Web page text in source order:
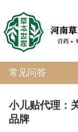
常见问答
小儿贴代理：
品牌